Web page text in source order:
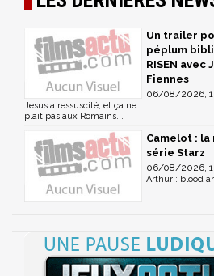
Un trailer
péplum
RISEN avec
Fiennes
06/08/2026,
Jesus a ressuscité, et ça ne
plaît pas aux Romains...
Camelot : la
série Starz
06/08/2026,
Arthur : blood